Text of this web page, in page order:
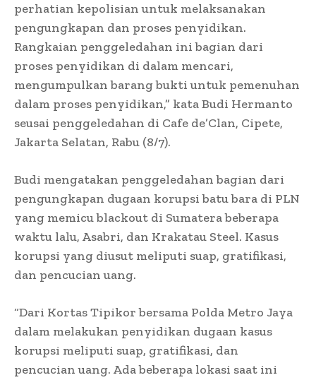
perhatian kepolisian untuk melaksanakan
pengungkapan dan proses penyidikan.
Rangkaian penggeledahan ini bagian dari
proses penyidikan di dalam mencari,
mengumpulkan barang bukti untuk pemenuhan
dalam proses penyidikan,” kata Budi Hermanto
seusai penggeledahan di Cafe de’Clan, Cipete,
Jakarta Selatan, Rabu (8/7).
Budi mengatakan penggeledahan bagian dari
pengungkapan dugaan korupsi batu bara di PLN
yang memicu blackout di Sumatera beberapa
waktu lalu, Asabri, dan Krakatau Steel. Kasus
korupsi yang diusut meliputi suap, gratifikasi,
dan pencucian uang.
“Dari Kortas Tipikor bersama Polda Metro Jaya
dalam melakukan penyidikan dugaan kasus
korupsi meliputi suap, gratifikasi, dan
pencucian uang. Ada beberapa lokasi saat ini